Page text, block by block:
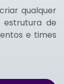
qualquer
estrutura de
e times